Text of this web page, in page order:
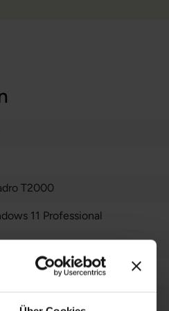
T2000
11 Professional
Display